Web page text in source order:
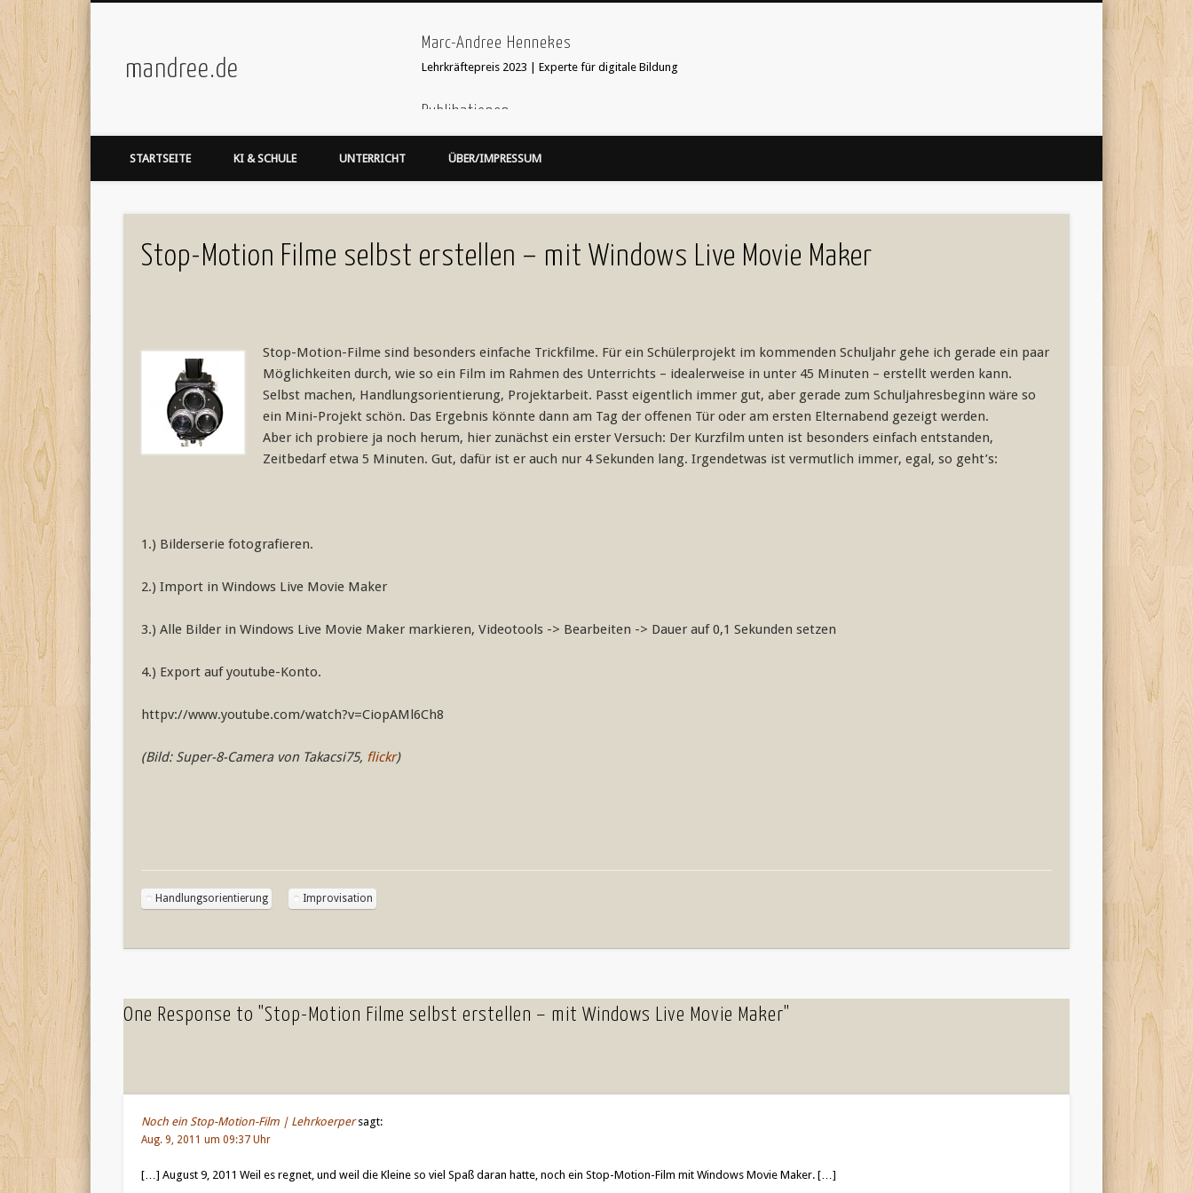
mandree.de
Marc-Andree Hennekes
Lehrkräftepreis 2023 | Experte für digitale Bildung
Publikationen
33 Ideen digitale Medien Englisch - step-by-step webcoach. Recherche im Internet
'Stop Motion Filme im Unterricht' in 'Web 2.0 im Fremdsprachenunterricht'
STARTSEITE KI & SCHULE UNTERRICHT ÜBER/IMPRESSUM
Stop-Motion Filme selbst erstellen – mit Windows Live Movie Maker
Stop-Motion-Filme sind besonders einfache Trickfilme. Für ein Schülerprojekt im kommenden Schuljahr gehe ich gerade ein paar
Möglichkeiten durch, wie so ein Film im Rahmen des Unterrichts – idealerweise in unter 45 Minuten – erstellt werden kann.
Selbst machen, Handlungsorientierung, Projektarbeit. Passt eigentlich immer gut, aber gerade zum Schuljahresbeginn wäre so
ein Mini-Projekt schön. Das Ergebnis könnte dann am Tag der offenen Tür oder am ersten Elternabend gezeigt werden.
Aber ich probiere ja noch herum, hier zunächst ein erster Versuch: Der Kurzfilm unten ist besonders einfach entstanden,
Zeitbedarf etwa 5 Minuten. Gut, dafür ist er auch nur 4 Sekunden lang. Irgendetwas ist vermutlich immer, egal, so geht’s:
1.) Bilderserie fotografieren.
2.) Import in Windows Live Movie Maker
3.) Alle Bilder in Windows Live Movie Maker markieren, Videotools -> Bearbeiten -> Dauer auf 0,1 Sekunden setzen
4.) Export auf youtube-Konto.
httpv://www.youtube.com/watch?v=CiopAMl6Ch8
(Bild: Super-8-Camera von Takacsi75, flickr)
Handlungsorientierung Improvisation
One Response to "Stop-Motion Filme selbst erstellen – mit Windows Live Movie Maker"
Noch ein Stop-Motion-Film | Lehrkoerper sagt:
Aug. 9, 2011 um 09:37 Uhr
[…] August 9, 2011 Weil es regnet, und weil die Kleine so viel Spaß daran hatte, noch ein Stop-Motion-Film mit Windows Movie Maker. […]